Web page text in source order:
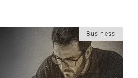
Business